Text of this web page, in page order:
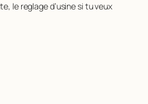
le reglage d’usine si tu veux